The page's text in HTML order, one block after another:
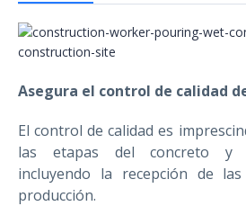
Asegura el control de calidad
El control de calidad es
las etapas del concreto y
incluyendo la recepción de
producción.